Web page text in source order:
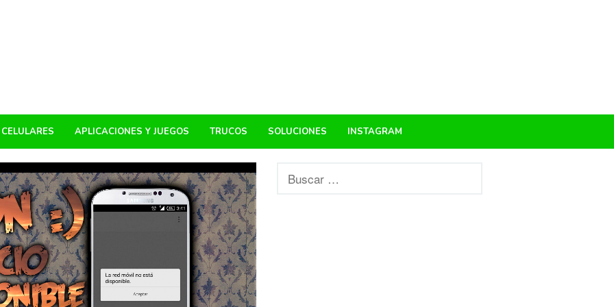
CELULARES APLICACIONES Y JUEGOS TRUCOS SOLUCIONES INSTAGRAM
Buscar: